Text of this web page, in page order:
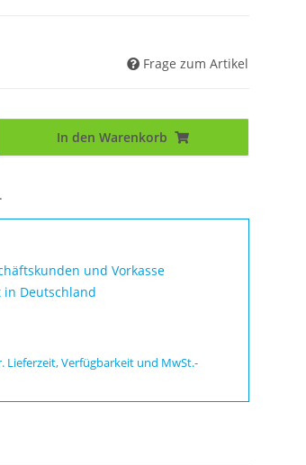
Frage zum Artikel
In den Warenkorb
und Vorkasse
in Deutschland
Lieferzeit, Verfügbarkeit und MwSt.-